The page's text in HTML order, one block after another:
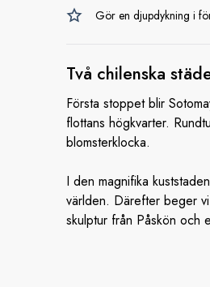
Gör en djupdykning i
Två chilenska
Första stoppet blir
flottans högkvarter.
blomsterklocka.
I den magnifika
världen. Därefter beger
skulptur från Påskön och